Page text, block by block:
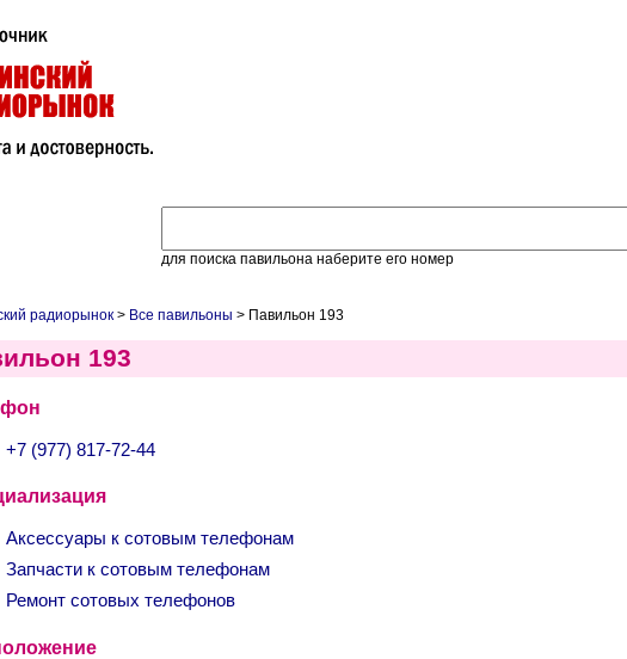
для поиска павильона наберите его номер
радиорынок > Все павильоны > Павильон 193
193
+7 (977) 817-72-44
Аксессуары к сотовым телефонам
Запчасти к сотовым телефонам
Ремонт сотовых телефонов